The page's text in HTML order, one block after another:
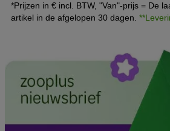
*Prijzen in € incl. BTW, "Van"-prijs = De
artikel in de afgelopen 30 dagen.